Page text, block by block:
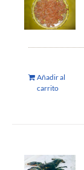
Añadir al
carrito